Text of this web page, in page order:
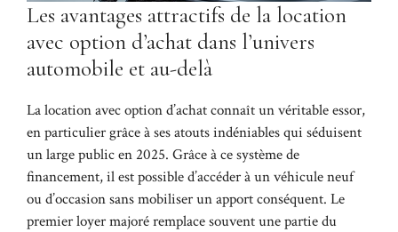
Les avantages attractifs de la location
avec option d’achat dans l’univers
automobile et au-delà
La location avec option d’achat connaît un véritable essor,
en particulier grâce à ses atouts indéniables qui séduisent
un large public en 2025. Grâce à ce système de
financement, il est possible d’accéder à un véhicule neuf
ou d’occasion sans mobiliser un apport conséquent. Le
premier loyer majoré remplace souvent une partie du